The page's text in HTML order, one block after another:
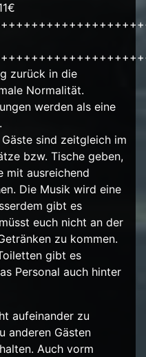
zurück in die
Normalität.
werden als eine
sind zeitgleich im
bzw. Tische geben,
mit ausreichend
Die Musik wird eine
gibt es
euch nicht an der
zu kommen.
gibt es
Personal auch hinter
aufeinander zu
anderen Gästen
Auch vorm